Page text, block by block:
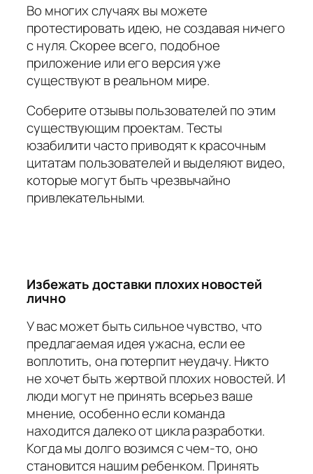
Во многих случаях вы можете
протестировать идею, не создавая ничего
с нуля. Скорее всего, подобное
приложение или его версия уже
существуют в реальном мире.
Соберите отзывы пользователей по этим
существующим проектам. Тесты
юзабилити часто приводят к красочным
цитатам пользователей и выделяют видео,
которые могут быть чрезвычайно
привлекательными.
Избежать доставки плохих новостей
лично
У вас может быть сильное чувство, что
предлагаемая идея ужасна, если ее
воплотить, она потерпит неудачу. Никто
не хочет быть жертвой плохих новостей. И
люди могут не принять всерьез ваше
мнение, особенно если команда
находится далеко от цикла разработки.
Когда мы долго возимся с чем-то, оно
становится нашим ребенком. Принять